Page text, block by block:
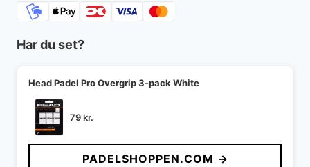
Har du set?
Head Padel Pro Overgrip 3-pack White
79kr.
PADELSHOPPEN.COM →